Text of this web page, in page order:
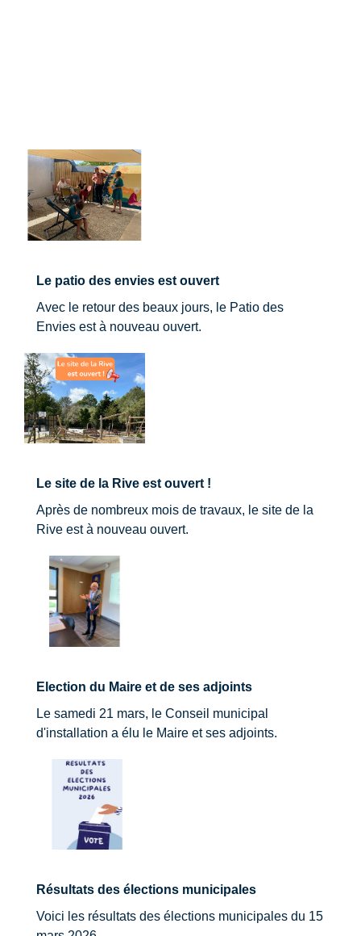
Le patio des envies est ouvert
Avec le retour des beaux jours, le Patio des
Envies est à nouveau ouvert.
Le site de la Rive est ouvert !
Après de nombreux mois de travaux, le site de la
Rive est à nouveau ouvert.
Election du Maire et de ses adjoints
Le samedi 21 mars, le Conseil municipal
d'installation a élu le Maire et ses adjoints.
Résultats des élections municipales
Voici les résultats des élections municipales du 15